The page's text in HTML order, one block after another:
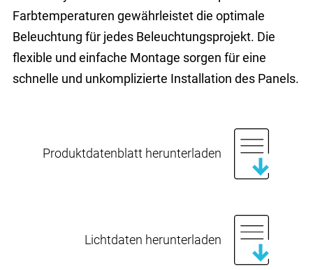
Farbtemperaturen gewährleistet die optimale
Beleuchtung für jedes Beleuchtungsprojekt. Die
flexible und einfache Montage sorgen für eine
schnelle und unkomplizierte Installation des Panels.
Produktdatenblatt herunterladen
Lichtdaten herunterladen